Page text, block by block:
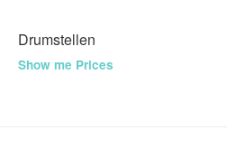
Drumstellen
Show me Prices